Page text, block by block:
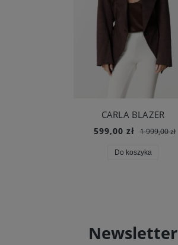
CARLA BLAZER
599,00 zł 1 999,00 zł
Do koszyka
Newsletter